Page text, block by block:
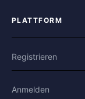
PLATTFORM
Registrieren
Anmelden